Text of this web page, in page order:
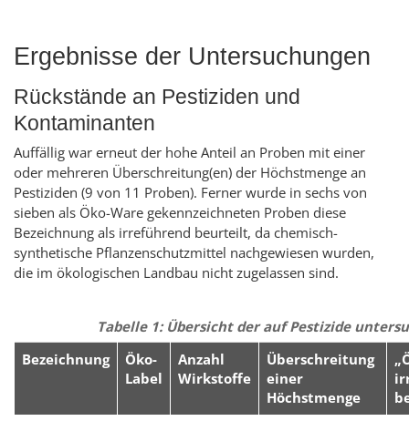
Ergebnisse der Untersuchungen
Rückstände an Pestiziden und
Kontaminanten
Auffällig war erneut der hohe Anteil an Proben mit einer
oder mehreren Überschreitung(en) der Höchstmenge an
Pestiziden (9 von 11 Proben). Ferner wurde in sechs von
sieben als Öko-Ware gekennzeichneten Proben diese
Bezeichnung als irreführend beurteilt, da chemisch-
synthetische Pflanzenschutzmittel nachgewiesen wurden,
die im ökologischen Landbau nicht zugelassen sind.
Tabelle 1: Übersicht der auf Pestizide
Bezeichnung
Öko-
Label
Anzahl
Wirkstoffe
Überschreitung
einer
Höchstmenge